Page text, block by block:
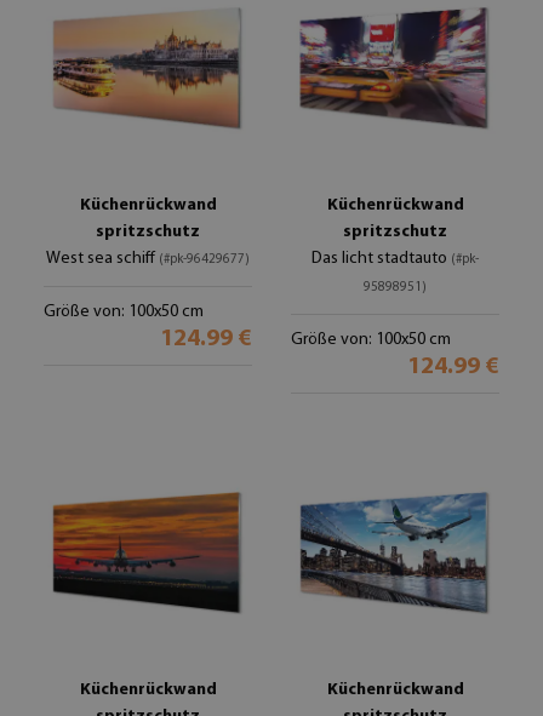
Küchenrückwand
spritzschutz
West sea schiff (#pk-96429677)
Größe von: 100x50 cm
124.99 €
Küchenrückwand
spritzschutz
Das licht stadtauto (#pk-
95898951)
Größe von: 100x50 cm
124.99 €
Küchenrückwand
Küchenrückwand